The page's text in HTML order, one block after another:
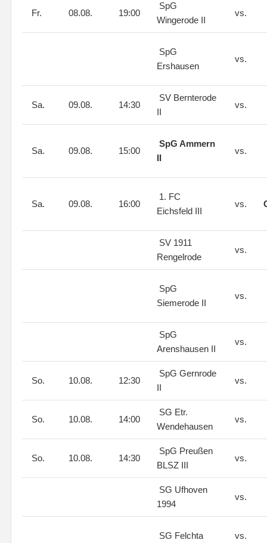
Fr. 08.08. 19:00
SpG
Wingerode II
vs.
SpG
Ershausen
vs.
Sa. 09.08. 14:30
SV Bernterode
II
vs.
Sa. 09.08. 15:00
SpG Ammern
II
vs.
Sa. 09.08. 16:00
1. FC
Eichsfeld III
vs.
SV 1911
Rengelrode
vs.
SpG
Siemerode II
vs.
SpG
Arenshausen II
vs.
So. 10.08. 12:30
SpG Gernrode
II
vs.
So. 10.08. 14:00
SG Etr.
Wendehausen
vs.
So. 10.08. 14:30
SpG Preußen
BLSZ III
vs.
SG Ufhoven
1994
vs.
SG Felchta vs.